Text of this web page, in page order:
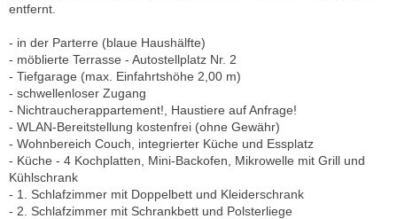
entfernt.
- in der Parterre (blaue Haushälfte)
- möblierte Terrasse - Autostellplatz Nr. 2
- Tiefgarage (max. Einfahrtshöhe 2,00 m)
- schwellenloser Zugang
- Nichtraucherappartement!, Haustiere auf Anfrage!
- WLAN-Bereitstellung kostenfrei (ohne Gewähr)
- Wohnbereich Couch, integrierter Küche und Essplatz
- Küche - 4 Kochplatten, Mini-Backofen, Mikrowelle mit Grill und
Kühlschrank
- 1. Schlafzimmer mit Doppelbett und Kleiderschrank
- 2. Schlafzimmer mit Schrankbett und Polsterliege